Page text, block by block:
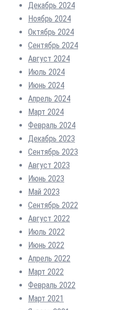
Декабрь 2024
Ноябрь 2024
Октябрь 2024
Сентябрь 2024
Август 2024
Июль 2024
Июнь 2024
Апрель 2024
Март 2024
Февраль 2024
Декабрь 2023
Сентябрь 2023
Август 2023
Июнь 2023
Май 2023
Сентябрь 2022
Август 2022
Июль 2022
Июнь 2022
Апрель 2022
Март 2022
Февраль 2022
Март 2021